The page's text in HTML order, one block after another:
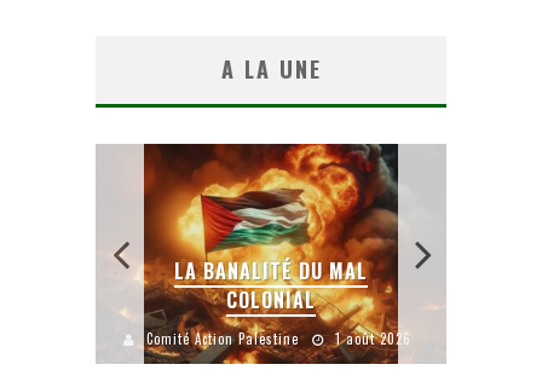
A LA UNE
LA BANALITÉ DU MAL
COLONIAL
Comité Action Palestine 1 août 2026